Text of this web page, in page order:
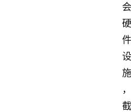
会
硬
件
设
施
，
截